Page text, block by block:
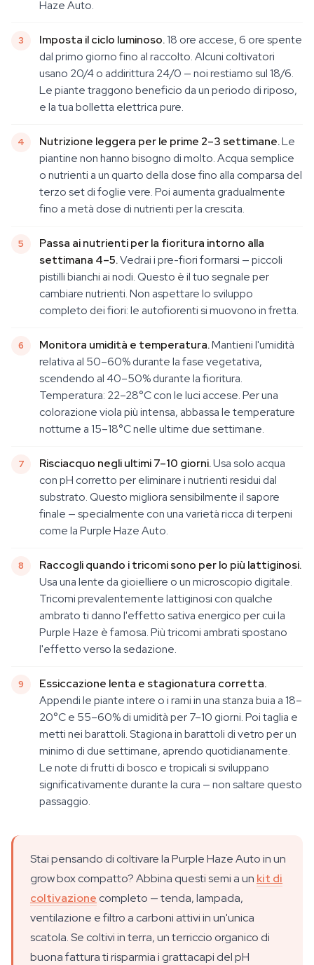
Haze Auto.
Imposta il ciclo luminoso.18 ore accese, 6 ore spente
dal primo giorno fino al raccolto. Alcuni coltivatori
usano 20/4 o addirittura 24/0 — noi restiamo sul 18/6.
Le piante traggono beneficio da un periodo di riposo,
e la tua bolletta elettrica pure.
Nutrizione leggera per le prime 2–3 settimane.Le
piantine non hanno bisogno di molto. Acqua semplice
o nutrienti a un quarto della dose fino alla comparsa del
terzo set di foglie vere. Poi aumenta gradualmente
fino a metà dose di nutrienti per la crescita.
Passa ai nutrienti per la fioritura intorno alla
settimana 4–5.Vedrai i pre-fiori formarsi — piccoli
pistilli bianchi ai nodi. Questo è il tuo segnale per
cambiare nutrienti. Non aspettare lo sviluppo
completo dei fiori: le autofiorenti si muovono in fretta.
Monitora umidità e temperatura.Mantieni l'umidità
relativa al 50–60% durante la fase vegetativa,
scendendo al 40–50% durante la fioritura.
Temperatura: 22–28°C con le luci accese. Per una
colorazione viola più intensa, abbassa le temperature
notturne a 15–18°C nelle ultime due settimane.
Risciacquo negli ultimi 7–10 giorni.Usa solo acqua
con pH corretto per eliminare i nutrienti residui dal
substrato. Questo migliora sensibilmente il sapore
finale — specialmente con una varietà ricca di terpeni
come la Purple Haze Auto.
Raccogli quando i tricomi sono per lo più lattiginosi.
Usa una lente da gioielliere o un microscopio digitale.
Tricomi prevalentemente lattiginosi con qualche
ambrato ti danno l'effetto sativa energico per cui la
Purple Haze è famosa. Più tricomi ambrati spostano
l'effetto verso la sedazione.
Essiccazione lenta e stagionatura corretta.
Appendi le piante intere o i rami in una stanza buia a 18–
20°C e 55–60% di umidità per 7–10 giorni. Poi taglia e
metti nei barattoli. Stagiona in barattoli di vetro per un
minimo di due settimane, aprendo quotidianamente.
Le note di frutti di bosco e tropicali si sviluppano
significativamente durante la cura — non saltare questo
passaggio.
Stai pensando di coltivare la Purple Haze Auto in un
grow box compatto? Abbina questi semi a un kit di
coltivazione completo — tenda, lampada,
ventilazione e filtro a carboni attivi in un'unica
scatola. Se coltivi in terra, un terriccio organico di
buona fattura ti risparmia i grattacapi del pH